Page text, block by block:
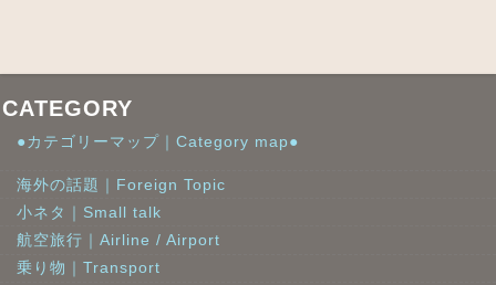
CATEGORY
●カテゴリーマップ｜Category map●
海外の話題｜Foreign Topic
小ネタ｜Small talk
航空旅行｜Airline / Airport
乗り物｜Transport